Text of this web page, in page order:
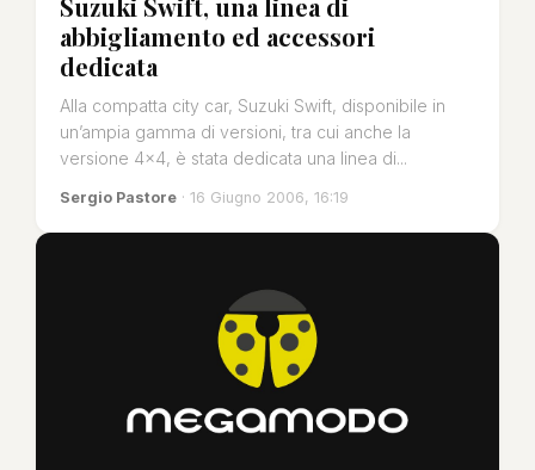
Suzuki Swift, una linea di
abbigliamento ed accessori
dedicata
Alla compatta city car, Suzuki Swift, disponibile in
un’ampia gamma di versioni, tra cui anche la
versione 4x4, è stata dedicata una linea di...
Sergio Pastore · 16 Giugno 2006, 16:19